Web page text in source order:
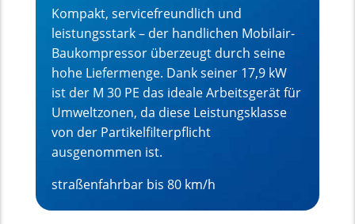
Kompakt, servicefreundlich und
leistungsstark – der handlichen Mobilair-
Baukompressor überzeugt durch seine
hohe Liefermenge. Dank seiner 17,9 kW
ist der M 30 PE das ideale Arbeitsgerät für
Umweltzonen, da diese Leistungsklasse
von der Partikelfilterpflicht
ausgenommen ist.
straßenfahrbar bis 80 km/h